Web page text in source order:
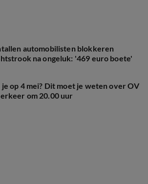
automobilisten blokkeren
na ongeluk: '469 euro boete'
je op 4 mei? Dit moet je weten over OV
om 20.00 uur